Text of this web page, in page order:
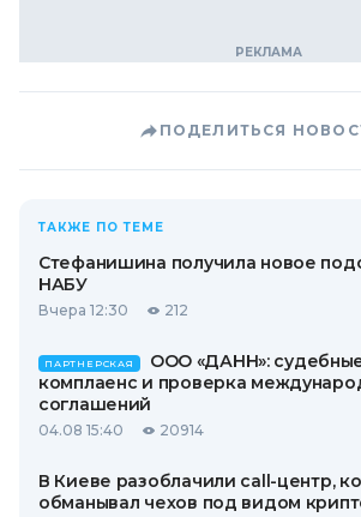
ПОДЕЛИТЬСЯ
ТАКЖЕ ПО ТЕМЕ
Стефанишина получила новое
НАБУ
Вчера 12:30 212
ПАРТНЕРСКАЯ
ООО «ДАНН»:
комплаенс и проверка
соглашений
04.08 15:40 20914
В Киеве разоблачили call-центр,
обманывал чехов под видом